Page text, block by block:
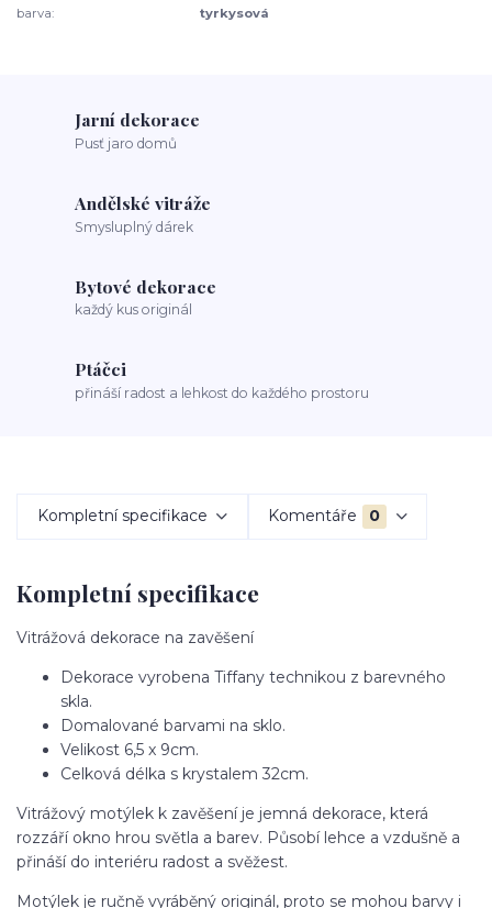
barva:
tyrkysová
Jarní dekorace
Pusť jaro domů
Andělské vitráže
Smysluplný dárek
Bytové dekorace
každý kus originál
Ptáčci
přináší radost a lehkost do každého prostoru
Kompletní specifikace Komentáře 0
Kompletní specifikace
Vitrážová dekorace na zavěšení
Dekorace vyrobena Tiffany technikou z barevného
skla.
Domalované barvami na sklo.
Velikost 6,5 x 9cm.
Celková délka s krystalem 32cm.
Vitrážový motýlek k zavěšení je jemná dekorace, která
rozzáří okno hrou světla a barev. Působí lehce a vzdušně a
přináší do interiéru radost a svěžest.
Motýlek je ručně vyráběný originál, proto se mohou barvy i